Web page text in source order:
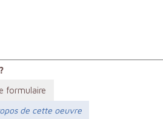
formulaire
de cette oeuvre